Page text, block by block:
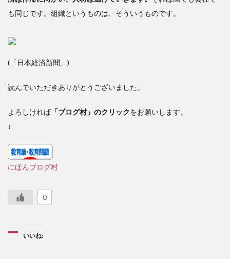
も同じです。組織というものは、そういうものです。
(「日本経済新聞」)
読んでいただきありがとうございました。
よろしければ 「ブログ村」のクリックをお願いします。
↓
にほんブログ村
0
いいね: